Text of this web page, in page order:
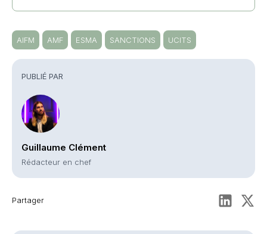
PUBLIÉ PAR
Guillaume Clément
Rédacteur en chef
Partager
AIFM AMF ESMA SANCTIONS UCITS